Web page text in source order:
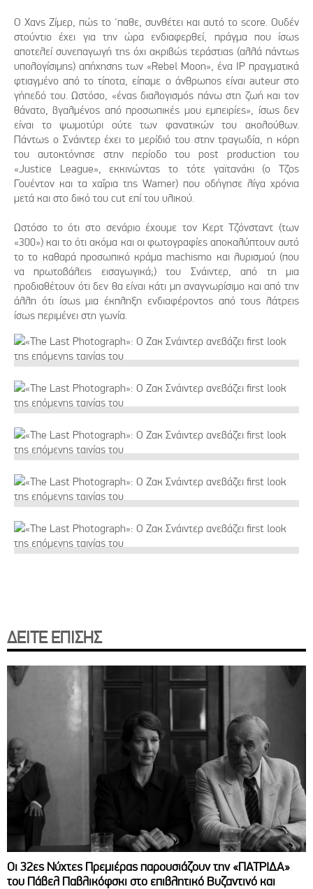
Ο Χανς Ζίμερ, πώς το 'παθε, συνθέτει και αυτό το score. Ουδέν
στούντιο έχει για την ώρα ενδιαφερθεί, πράγμα που ίσως
αποτελεί συνεπαγωγή της όχι ακριβώς τεράστιας (αλλά πάντως
υπολογίσιμης) απήχησης των «Rebel Moon», ένα IP πραγματικά
φτιαγμένο από το τίποτα, είπαμε ο άνθρωπος είναι auteur στο
γήπεδό του. Ωστόσο, «ένας διαλογισμός πάνω στη ζωή και τον
θάνατο, βγαλμένος από προσωπικές μου εμπειρίες», ίσως δεν
είναι το ψωμοτύρι ούτε των φανατικών του ακολούθων.
Πάντως ο Σνάιντερ έχει το μερίδιό του στην τραγωδία, η κόρη
του αυτοκτόνησε στην περίοδο του post production του
«Justice League», εκκινώντας το τότε γαϊτανάκι (ο Τζος
Γουέντον και τα χαΐρια της Warner) που οδήγησε λίγα χρόνια
μετά και στο δικό του cut επί του υλικού.
Ωστόσο το ότι στο σενάριο έχουμε τον Κερτ Τζόνσταντ (των
«300») και το ότι ακόμα και οι φωτογραφίες αποκαλύπτουν αυτό
το το καθαρά προσωπικό κράμα machismo και λυρισμού (που
να πρωτοβάλεις εισαγωγικά;) του Σνάιντερ, από τη μια
προδιαθέτουν ότι δεν θα είναι κάτι μη αναγνωρίσιμο και από την
άλλη ότι ίσως μια έκπληξη ενδιαφέροντος από τους λάτρεις
ίσως περιμένει στη γωνία.
ΔΕΙΤΕ ΕΠΙΣΗΣ
Οι 32ες Νύχτες Πρεμιέρας παρουσιάζουν την «ΠΑΤΡΙΔΑ»
του Πάβελ Παβλικόφσκι στο επιβλητικό Βυζαντινό και